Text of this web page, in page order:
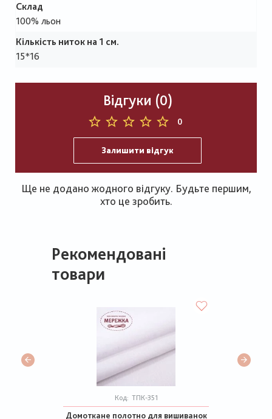
Склад
100% льон
Кількість ниток на 1 см.
15*16
Відгуки (0)
0
Залишити відгук
Ще не додано жодного відгуку. Будьте першим,
хто це зробить.
Рекомендовані
товари
Код: ТПК-351
Домоткане полотно для вишиванок